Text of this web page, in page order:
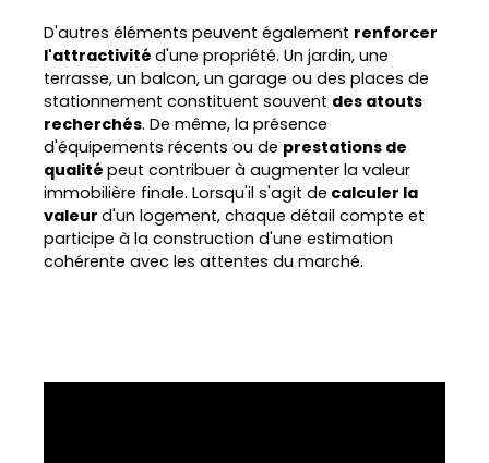
D'autres éléments peuvent également renforcer
l'attractivité d'une propriété. Un jardin, une
terrasse, un balcon, un garage ou des places de
stationnement constituent souvent des atouts
recherchés. De même, la présence
d'équipements récents ou de prestations de
qualité peut contribuer à augmenter la valeur
immobilière finale. Lorsqu'il s'agit de calculer la
valeur d'un logement, chaque détail compte et
participe à la construction d'une estimation
cohérente avec les attentes du marché.